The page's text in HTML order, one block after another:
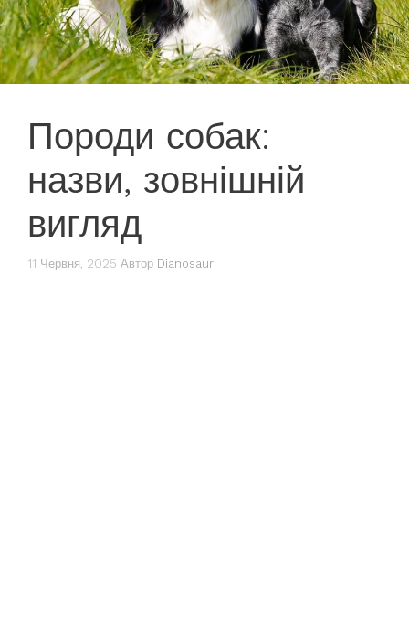
Породи собак:
назви, зовнішній
вигляд
11 Червня, 2025 Автор Dianosaur